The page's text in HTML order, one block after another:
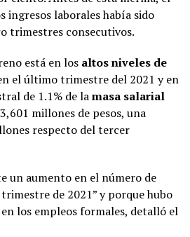
ingresos laborales había sido
trimestres consecutivos.
está en los altos niveles de
el último trimestre del 2021 y en
de 1.1% de lamasa salarial
millones de pesos, una
respecto del tercer
un aumento en el número de
de 2021” y porque hubo
los empleos formales, detalló el